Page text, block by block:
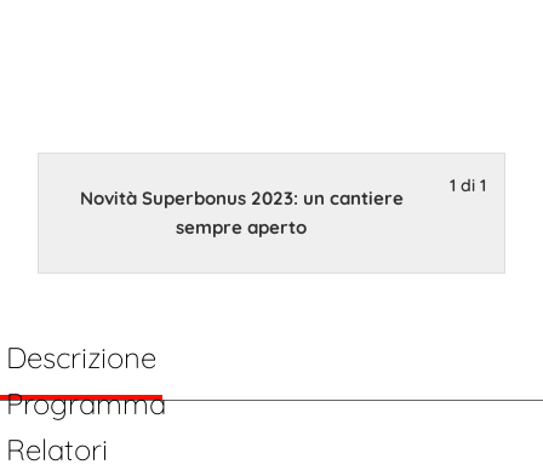
aperto
14 Febbraio 2023 15:00
1 di 1
Novità Superbonus 2023: un cantiere
sempre aperto
Descrizione
Programma
Relatori